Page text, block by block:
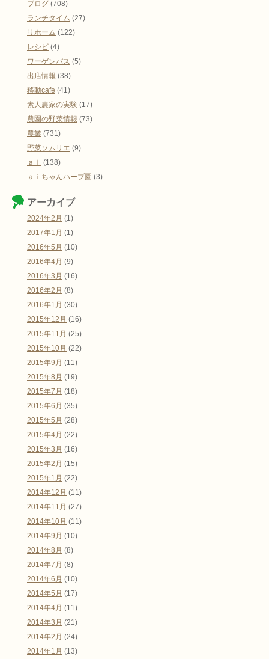
ブログ (708)
ランチタイム (27)
リホーム (122)
レシピ (4)
ワーゲンバス (5)
出店情報 (38)
移動cafe (41)
素人農家の実験 (17)
農園の野菜情報 (73)
農業 (731)
野菜ソムリエ (9)
ａｉ (138)
ａｉちゃんハーブ園 (3)
アーカイブ
2024年2月 (1)
2017年1月 (1)
2016年5月 (10)
2016年4月 (9)
2016年3月 (16)
2016年2月 (8)
2016年1月 (30)
2015年12月 (16)
2015年11月 (25)
2015年10月 (22)
2015年9月 (11)
2015年8月 (19)
2015年7月 (18)
2015年6月 (35)
2015年5月 (28)
2015年4月 (22)
2015年3月 (16)
2015年2月 (15)
2015年1月 (22)
2014年12月 (11)
2014年11月 (27)
2014年10月 (11)
2014年9月 (10)
2014年8月 (8)
2014年7月 (8)
2014年6月 (10)
2014年5月 (17)
2014年4月 (11)
2014年3月 (21)
2014年2月 (24)
2014年1月 (13)